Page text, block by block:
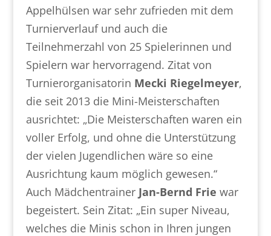
Appelhülsen war sehr zufrieden mit dem
Turnierverlauf und auch die
Teilnehmerzahl von 25 Spielerinnen und
Spielern war hervorragend. Zitat von
Turnierorganisatorin Mecki Riegelmeyer,
die seit 2013 die Mini-Meisterschaften
ausrichtet: „Die Meisterschaften waren ein
voller Erfolg, und ohne die Unterstützung
der vielen Jugendlichen wäre so eine
Ausrichtung kaum möglich gewesen.“
Auch Mädchentrainer Jan-Bernd Frie war
begeistert. Sein Zitat: „Ein super Niveau,
welches die Minis schon in Ihren jungen